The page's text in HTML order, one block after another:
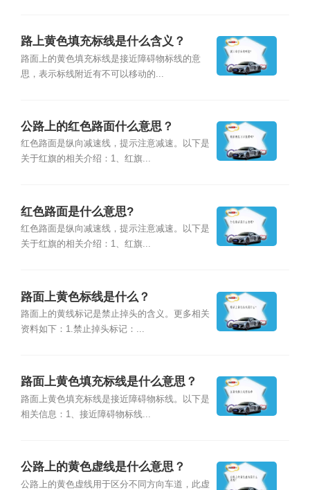
路上黄色填充标线是什么含义？
路面上的黄色填充标线是接近障碍物标线的意
思，表示标线附近有不可以移动的...
公路上的红色路面什么意思？
红色路面是纵向减速线，提示注意减速。以下是
关于红旗的相关介绍：1、红旗...
红色路面是什么意思?
红色路面是纵向减速线，提示注意减速。以下是
关于红旗的相关介绍：1、红旗...
路面上黄色标线是什么？
路面上的黄线标记是禁止掉头的含义。更多相关
资料如下：1.禁止掉头标记：...
路面上黄色填充标线是什么意思？
路面上黄色填充标线是接近障碍物标线。以下是
相关信息：1、接近障碍物标线...
公路上的黄色虚线是什么意思？
公路上的黄色虚线用于区分不同方向车道，此虚